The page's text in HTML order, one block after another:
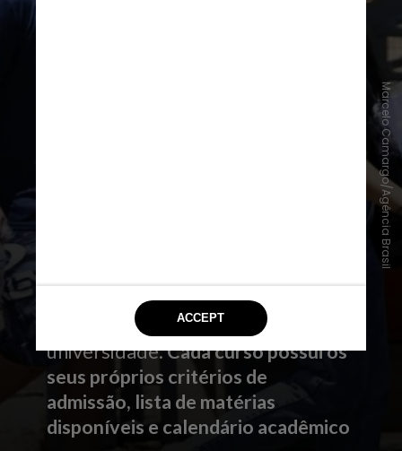
apenas uma disciplina em
específico, sem ser matriculado na
universidade.Cada curso possui os
seus próprios critérios de
admissão, lista de matérias
disponíveis e calendário acadêmico
Marcelo Camargo/Agência Brasil